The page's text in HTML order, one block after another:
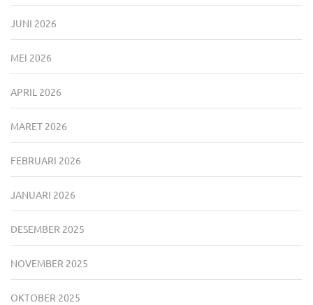
JUNI 2026
MEI 2026
APRIL 2026
MARET 2026
FEBRUARI 2026
JANUARI 2026
DESEMBER 2025
NOVEMBER 2025
OKTOBER 2025